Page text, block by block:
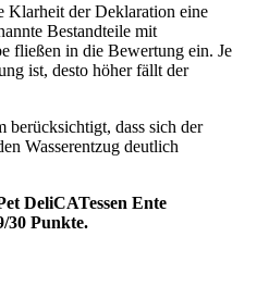
Klarheit der Deklaration eine
Bestandteile mit
fließen in die Bewertung ein. Je
ist, desto höher fällt der
dass sich der
Wasserentzug deutlich
DeliCATessen Ente
30 Punkte.